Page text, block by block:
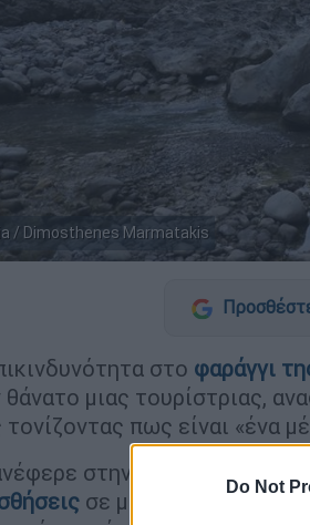
Do Not
/ Dimosthenes Marmatakis
στο φαράγγι
θάνατο μιας τουρίστριας,
πως είναι «ένα
στην ΕΡΤ,
σε μεγάλο μήκος του